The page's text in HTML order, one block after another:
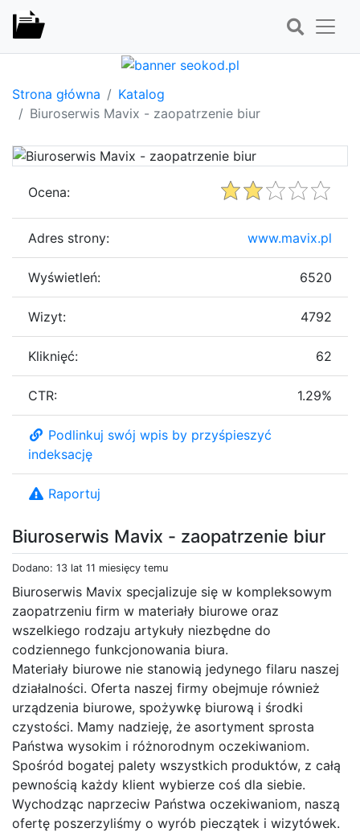
Strona główna
Katalog
Biuroserwis Mavix - zaopatrzenie biur
Biuroserwis Mavix - zaopatrzenie biur
Dodano: 13 lat 11 miesięcy temu
Biuroserwis Mavix specjalizuje się w kompleksowym
zaopatrzeniu firm w materiały biurowe oraz
wszelkiego rodzaju artykuły niezbędne do
codziennego funkcjonowania biura.
Materiały biurowe nie stanowią jedynego filaru naszej
działalności. Oferta naszej firmy obejmuje również
urządzenia biurowe, spożywkę biurową i środki
czystości. Mamy nadzieję, że asortyment sprosta
Państwa wysokim i różnorodnym oczekiwaniom.
Spośród bogatej palety wszystkich produktów, z całą
pewnością każdy klient wybierze coś dla siebie.
Wychodząc naprzeciw Państwa oczekiwaniom, naszą
ofertę poszerzyliśmy o wyrób pieczątek i wizytówek.
Ocena:
Adres strony: www.mavix.pl
Wyświetleń: 6520
Wizyt: 4792
Kliknięć: 62
CTR: 1.29%
Podlinkuj swój wpis by przyśpieszyć
indeksację
Raportuj